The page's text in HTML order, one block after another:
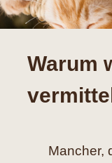
Hilfe
Spenden
Suche
Warum
Mancher,